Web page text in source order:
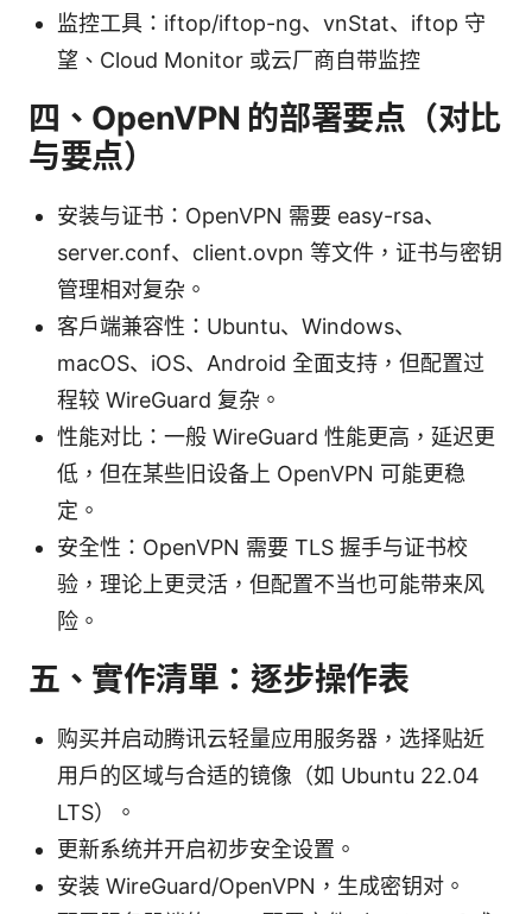
监控工具：iftop/iftop-ng、vnStat、iftop 守
望、Cloud Monitor 或云厂商自带监控
四、OpenVPN 的部署要点（对比
与要点）
安装与证书：OpenVPN 需要 easy-rsa、
server.conf、client.ovpn 等文件，证书与密钥
管理相对复杂。
客户端兼容性：Ubuntu、Windows、
macOS、iOS、Android 全面支持，但配置过
程较 WireGuard 复杂。
性能对比：一般 WireGuard 性能更高，延迟更
低，但在某些旧设备上 OpenVPN 可能更稳
定。
安全性：OpenVPN 需要 TLS 握手与证书校
验，理论上更灵活，但配置不当也可能带来风
险。
五、實作清單：逐步操作表
购买并启动腾讯云轻量应用服务器，选择贴近
用户的区域与合适的镜像（如 Ubuntu 22.04
LTS）。
更新系统并开启初步安全设置。
安装 WireGuard/OpenVPN，生成密钥对。